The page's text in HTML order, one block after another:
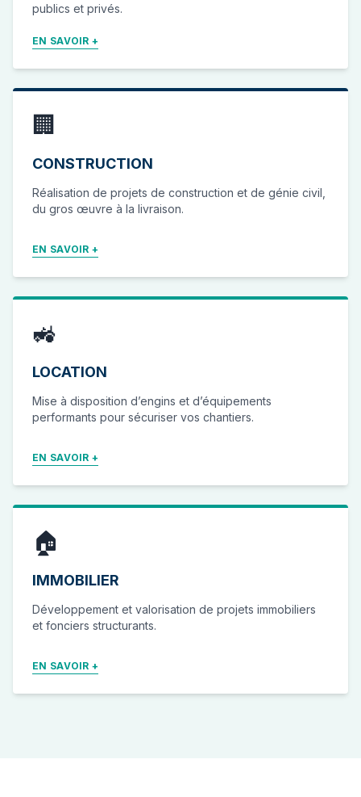
publics et privés.
EN SAVOIR +
🏢
CONSTRUCTION
Réalisation de projets de construction et de génie civil,
du gros œuvre à la livraison.
EN SAVOIR +
🚜
LOCATION
Mise à disposition d’engins et d’équipements
performants pour sécuriser vos chantiers.
EN SAVOIR +
🏠
IMMOBILIER
Développement et valorisation de projets immobiliers
et fonciers structurants.
EN SAVOIR +